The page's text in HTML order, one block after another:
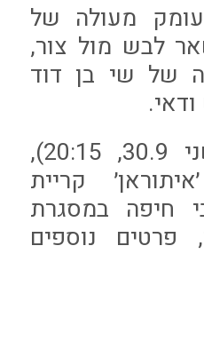
עומק מעולה של
לבש מול צור,
של שי בן דוד
במחזור הבא (שני 30.9, 20:15),
קריית
חיפה במסגרת
פרטים נוספים